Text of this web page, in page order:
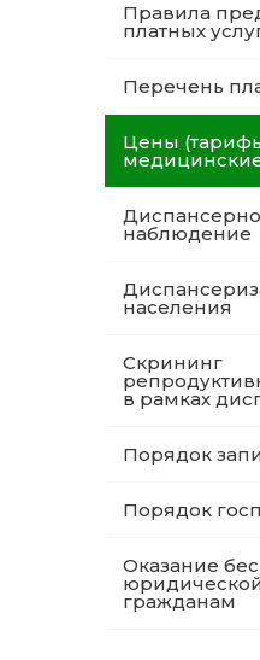
Правила
платных
Перечень
Цены
наблюдение
населения
Скрининг
в рамках
Порядок
Порядок
Оказание
гражданам